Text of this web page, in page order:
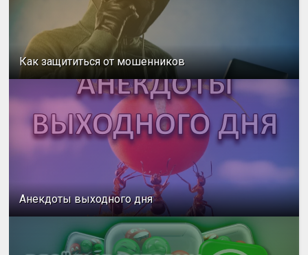
Как защититься от мошенников
Анекдоты выходного дня